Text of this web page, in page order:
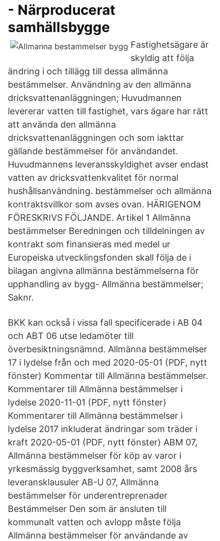
- Närproducerat
samhällsbygge
Fastighetsägare är
skyldig att följa
ändring i och tillägg till dessa allmänna
bestämmelser. Användning av den allmänna
dricksvattenanläggningen; Huvudmannen
levererar vatten till fastighet, vars ägare har rätt
att använda den allmänna
dricksvattenanläggningen och som iakttar
gällande bestämmelser för användandet.
Huvudmannens leveransskyldighet avser endast
vatten av dricksvattenkvalitet för normal
hushållsanvändning. bestämmelser och allmänna
kontraktsvillkor som avses ovan. HÄRIGENOM
FÖRESKRIVS FÖLJANDE. Artikel 1 Allmänna
bestämmelser Beredningen och tilldelningen av
kontrakt som finansieras med medel ur
Europeiska utvecklingsfonden skall följa de i
bilagan angivna allmänna bestämmelserna för
upphandling av bygg- Allmänna bestämmelser;
Saknr.
BKK kan också i vissa fall specificerade i AB 04
och ABT 06 utse ledamöter till
överbesiktningsnämnd. Allmänna bestämmelser
17 i lydelse från och med 2020-05-01 (PDF, nytt
fönster) Kommentar till Allmänna bestämmelser.
Kommentarer till Allmänna bestämmelser i
lydelse 2020-11-01 (PDF, nytt fönster)
Kommentarer till Allmänna bestämmelser i
lydelse 2017 inkluderat ändringar som träder i
kraft 2020-05-01 (PDF, nytt fönster) ABM 07,
Allmänna bestämmelser för köp av varor i
yrkesmässig byggverksamhet, samt 2008 års
leveransklausuler AB-U 07, Allmänna
bestämmelser för underentreprenader
Bestämmelser Den som är ansluten till
kommunalt vatten och avlopp måste följa
Allmänna bestämmelser för användande av